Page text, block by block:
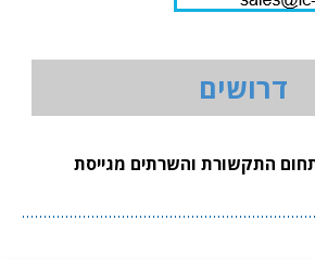
דרושים
התקשורת והשרתים מגייסת